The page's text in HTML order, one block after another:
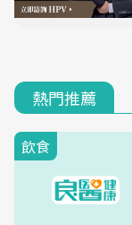
熱門推薦
飲食